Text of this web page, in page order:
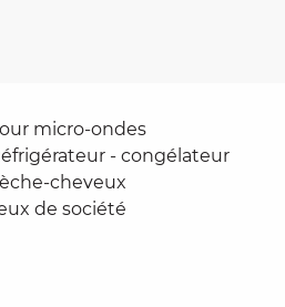
micro-ondes
- congélateur
cheveux
de société